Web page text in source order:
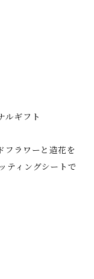
ルギフト
フラワーと造花を
ティングシートで